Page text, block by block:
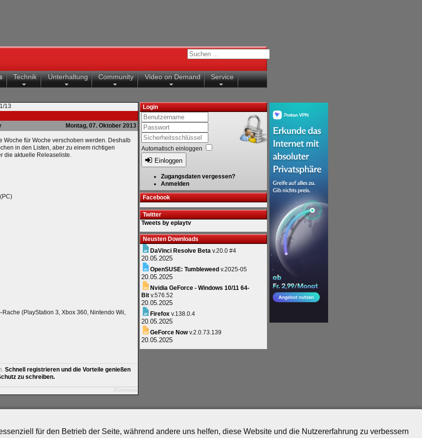
Technik Unterhaltung Community Video on Demand Service
13
Montag, 07. Oktober 2013
für Woche verschoben werden. Deshalb
in den Listen, aber zu einem richtigen
die aktuelle Releaseliste.
(PlayStation 3, Xbox 360, Nintendo Wii,
Schnell registrieren und die Vorteile genießen
zu schreiben.
JComments
Login
Automatisch einloggen
Einloggen
Zugangsdaten vergessen?
Anmelden
Facebook
Twitter
Tweets by eplaytv
Neusten Downloads
DaVinci Resolve Beta v.20.0 #4
20.05.2025
OpenSUSE: Tumbleweed v.2025-05
20.05.2025
Nvidia GeForce - Windows 10/11 64-
Bit v.576.52
20.05.2025
Firefox v.138.0.4
20.05.2025
GeForce Nowv.2.0.73.139
20.05.2025
für den Betrieb der Seite, während andere uns helfen, diese Website und die Nutzererfahrung zu verbessern